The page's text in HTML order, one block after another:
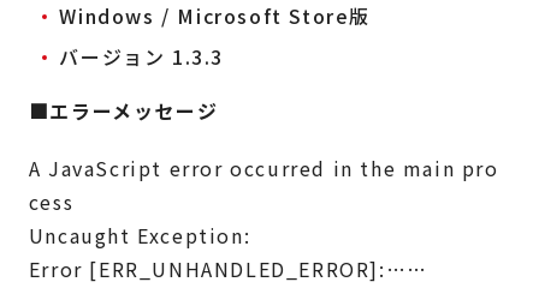
Windows / Microsoft Store版
バージョン 1.3.3
■エラーメッセージ
A JavaScript error occurred in the main pro
cess
Uncaught Exception:
Error [ERR_UNHANDLED_ERROR]:……